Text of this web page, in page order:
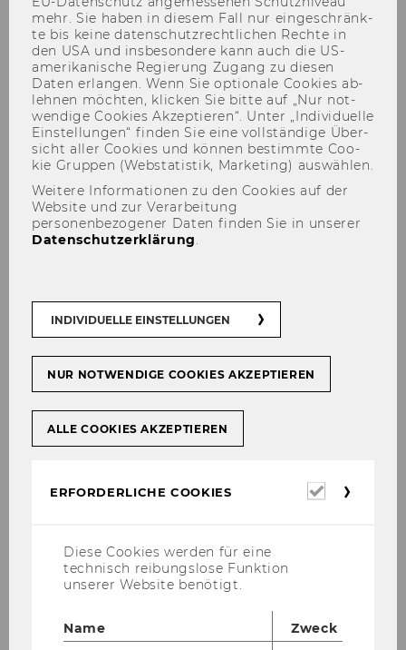
Hans Peter Lehofer
Lehofer
Senatspräsident des Verwaltungsgerichtshofs
judith.grillberger@wu.ac.at
mehr. Sie haben in die­sem Fall nur ein­ge­schränk­
te bis keine da­ten­schutz­recht­li­chen Rech­te in
den USA und ins­be­son­de­re kann auch die US-​
amerikanische Re­gie­rung Zu­gang zu die­sen
Daten er­lan­gen. Wenn Sie op­tio­na­le Coo­kies ab­
leh­nen möch­ten, kli­cken Sie bitte auf „Nur not­
wen­di­ge Coo­kies Ak­zep­tie­ren“. Unter „In­di­vi­du­el­le
Ein­stel­lun­gen“ fin­den Sie eine voll­stän­di­ge Über­
sicht aller Coo­kies und kön­nen be­stimm­te Coo­
kie Grup­pen (Web­sta­tis­tik, Mar­ke­ting) aus­wäh­len.
Weitere Informationen zu den Cookies auf der
Website und zur Verarbeitung
personenbezogener Daten finden Sie in unserer
Datenschutzerklärung.
INDIVIDUELLE EINSTELLUNGEN
NUR NOTWENDIGE COOKIES AKZEPTIEREN
ALLE COOKIES AKZEPTIEREN
ERFORDERLICHE COOKIES
Diese Cookies werden für eine
technisch reibungslose Funktion
unserer Website benötigt.
Name
Zweck